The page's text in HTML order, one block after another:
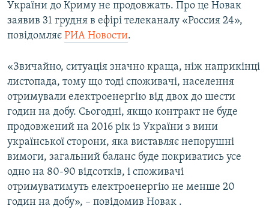
України до Криму не продовжать. Про це Новак
заявив 31 грудня в ефірі телеканалу «Россия 24»,
повідомляє РИА Новости.
«Звичайно, ситуація значно краща, ніж наприкінці
листопада, тому що тоді споживачі, населення
отримували електроенергію від двох до шести
годин на добу. Сьогодні, якщо контракт не буде
продовжений на 2016 рік із України з вини
української сторони, яка виставляє непорушні
вимоги, загальний баланс буде покриватись усе
одно на 80-90 відсотків, і споживачі
отримуватимуть електроенергію не менше 20
годин на добу», – повідомив Новак .